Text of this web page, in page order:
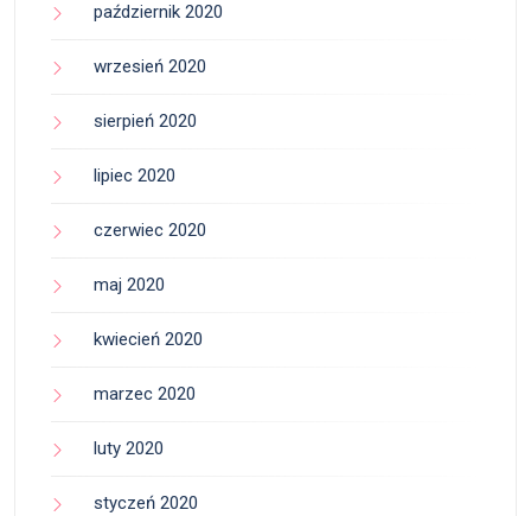
październik 2020
wrzesień 2020
sierpień 2020
lipiec 2020
czerwiec 2020
maj 2020
kwiecień 2020
marzec 2020
luty 2020
styczeń 2020